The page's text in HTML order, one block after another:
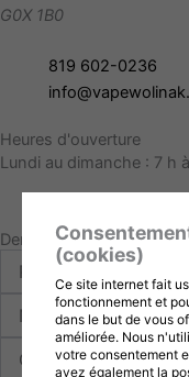
G0X 1B0
819 602-0236
Heures d'ouverture
Lundi au dimanche : 7 h
Demande d'information
(cookies)
Ce site internet fait
fonctionnement et
dans le but de vous
améliorée. Nous
votre consentement
avez également la